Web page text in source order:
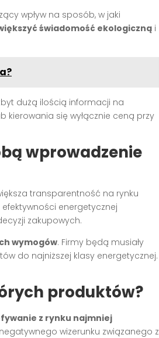
wpływ na sposób, w jaki
świadomość ekologiczną i
dużą ilością informacji na
się wyłącznie ceną przy
wprowadzenie
transparentność na rynku
efektywności energetycznej
zakupowych.
wymogów. Firmy będą musiały
do najniższej klasy energetycznej.
produktów?
z rynku najmniej
wizerunku związanego z